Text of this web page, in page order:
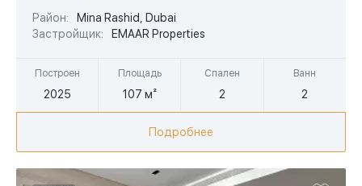
Район:
Mina Rashid, Dubai
Застройщик:
EMAAR Properties
Построен
2025
Площадь
107 м²
Спален
2
Ванн
2
Подробнее